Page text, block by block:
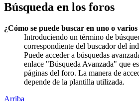
Búsqueda en los foros
¿Cómo se puede buscar en uno o
Introduciendo un término de
correspondiente del buscador del
Puede acceder a búsquedas
enlace "Búsqueda Avanzada" que
páginas del foro. La manera de
depende de la plantilla utilizada.
Arriba